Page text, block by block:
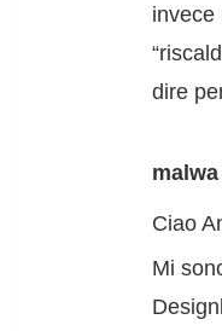
invece
dire
malwa
Ciao
Mi